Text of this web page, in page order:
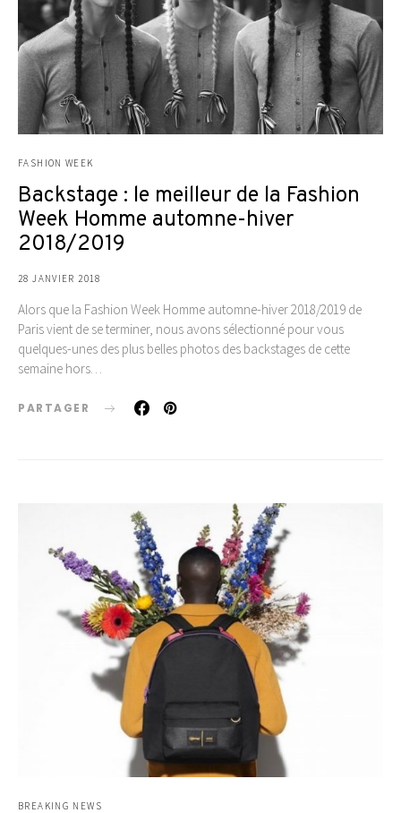
FASHION WEEK
Backstage : le meilleur de la Fashion
Week Homme automne-hiver
2018/2019
28 JANVIER 2018
Alors que la Fashion Week Homme automne-hiver 2018/2019 de
Paris vient de se terminer, nous avons sélectionné pour vous
quelques-unes des plus belles photos des backstages de cette
semaine hors…
PARTAGER
BREAKING NEWS